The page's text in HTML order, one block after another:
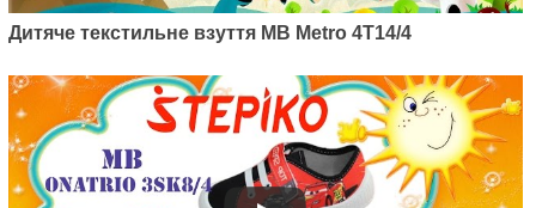
Дитяче текстильне взуття MB Metro 4T14/4